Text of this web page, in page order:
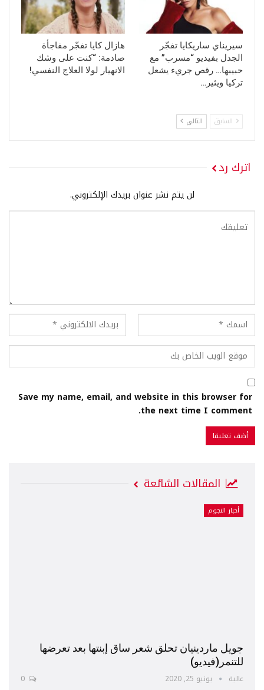
سيريناي ساريكايا تفجّر
الجدل بفيديو “مسرب” مع
حبيبها… رقص جريء يشعل
تركيا ويثير…
هازال كايا تفجّر مفاجأة
صادمة: “كنت على وشك
الانهيار لولا العلاج النفسي!
السابق التالي
اترك رد
لن يتم نشر عنوان بريدك الإلكتروني.
Save my name, email, and website in this browser for
the next time I comment.
المقالات الشائعة
أخبار النجوم
جويل ماردينيان تحلق شعر ساق إبنتها بعد تعرضها
للتنمر(فيديو)
عالية يونيو 25, 2020